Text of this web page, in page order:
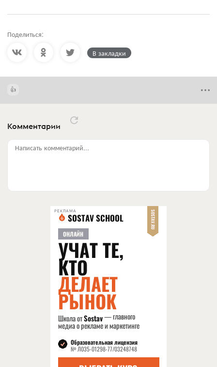
Поделиться:
В закладки
Комментарии
Написать комментарий...
РЕКЛАМА